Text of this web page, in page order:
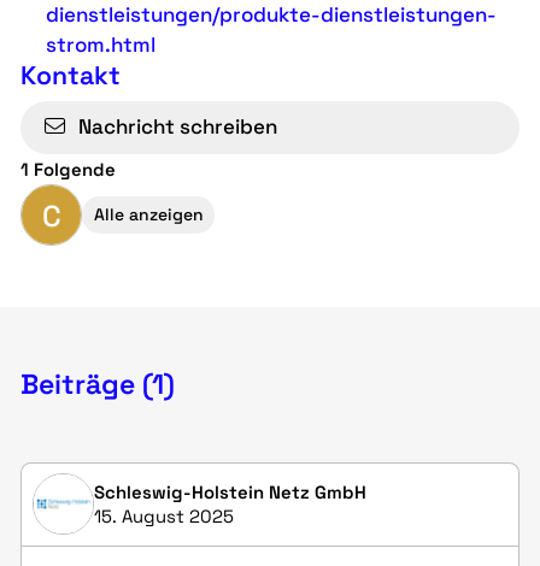
dienstleistungen/produkte-dienstleistungen-
strom.html
Kontakt
Nachricht schreiben
1 Folgende
C Alle anzeigen
Beiträge (1)
Schleswig-Holstein Netz GmbH
15. August 2025